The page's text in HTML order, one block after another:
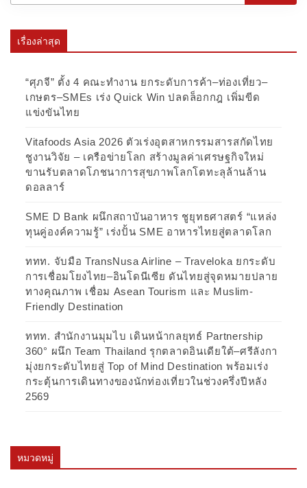
เรื่องล่าสุด
“ศุภจี” ตั้ง 4 คณะทำงาน ยกระดับการค้า–ท่องเที่ยว–
เกษตร–SMEs เร่ง Quick Win ปลดล็อกกฎ เพิ่มขีด
แข่งขันไทย
Vitafoods Asia 2026 ตัวเร่งอุตสาหกรรมสารสกัดไทย
ชูงานวิจัย – เครือข่ายโลก สร้างมูลค่าเศรษฐกิจใหม่
ขานรับตลาดโภชนาการสุขภาพโลกโตทะลุล้านล้าน
ดอลลาร์
SME D Bank ผนึกสถาบันอาหาร ชูยุทธศาสตร์ “แหล่ง
ทุนคู่องค์ความรู้” เร่งปั้น SME อาหารไทยสู่ตลาดโลก
ททท. จับมือ TransNusa Airline – Traveloka ยกระดับ
การเชื่อมโยงไทย–อินโดนีเซีย ดันไทยสู่จุดหมายปลาย
ทางคุณภาพ เชื่อม Asean Tourism และ Muslim-
Friendly Destination
ททท. สำนักงานมุมไบ เดินหน้ากลยุทธ์ Partnership
360° ผนึก Team Thailand รุกตลาดอินเดียใต้–ศรีลังกา
มุ่งยกระดับไทยสู่ Top of Mind Destination พร้อมเร่ง
กระตุ้นการเดินทางของนักท่องเที่ยวในช่วงครึ่งปีหลัง
2569
หมวดหมู่